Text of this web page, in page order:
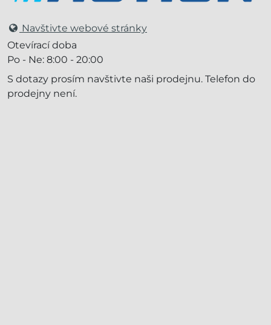
Navštivte webové stránky
Otevírací doba
Po - Ne: 8:00 - 20:00
S dotazy prosím navštivte naši prodejnu. Telefon do
prodejny není.